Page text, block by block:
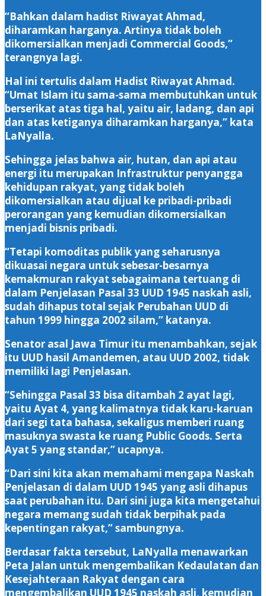
“Bahkan dalam hadist Riwayat Ahmad,
diharamkan harganya. Artinya tidak boleh
dikomersialkan menjadi Commercial Goods,”
terangnya lagi.
Hal ini tertulis dalam Hadist Riwayat Ahmad.
“Umat Islam itu sama-sama membutuhkan untuk
berserikat atas tiga hal, yaitu air, ladang, dan api
dan atas ketiganya diharamkan harganya,” kata
LaNyalla.
Sehingga jelas bahwa air, hutan, dan api atau
energi itu merupakan Infrastruktur penyangga
kehidupan rakyat, yang tidak boleh
dikomersialkan atau dijual ke pribadi-pribadi
perorangan yang kemudian dikomersialkan
menjadi bisnis pribadi.
“Tetapi komoditas publik yang seharusnya
dikuasai negara untuk sebesar-besarnya
kemakmuran rakyat sebagaimana tertuang di
dalam Penjelasan Pasal 33 UUD 1945 naskah asli,
sudah dihapus total sejak Perubahan UUD di
tahun 1999 hingga 2002 silam,” katanya.
Senator asal Jawa Timur itu menambahkan, sejak
itu UUD hasil Amandemen, atau UUD 2002, tidak
memiliki lagi Penjelasan.
“Sehingga Pasal 33 bisa ditambah 2 ayat lagi,
yaitu Ayat 4, yang kalimatnya tidak karu-karuan
dari segi tata bahasa, sekaligus memberi ruang
masuknya swasta ke ruang Public Goods. Serta
Ayat 5 yang standar,” ucapnya.
“Dari sini kita akan memahami mengapa Naskah
Penjelasan di dalam UUD 1945 yang asli dihapus
saat perubahan itu. Dari sini juga kita mengetahui
negara memang sudah tidak berpihak pada
kepentingan rakyat,” sambungnya.
Berdasar fakta tersebut, LaNyalla menawarkan
Peta Jalan untuk mengembalikan Kedaulatan dan
Kesejahteraan Rakyat dengan cara
mengembalikan UUD 1945 naskah asli, kemudian